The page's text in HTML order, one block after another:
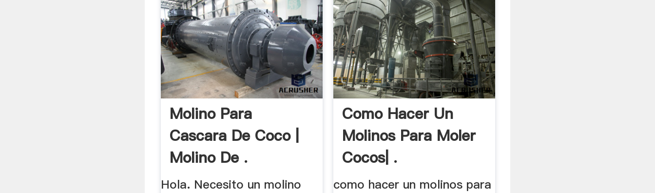
Molino Para
Cascara De Coco |
Molino De .
Hola. Necesito un molino
Como Hacer Un
Molinos Para Moler
Cocos| .
como hacer un molinos para